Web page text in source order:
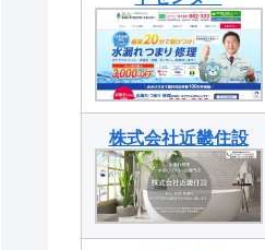
株式会社近畿住設